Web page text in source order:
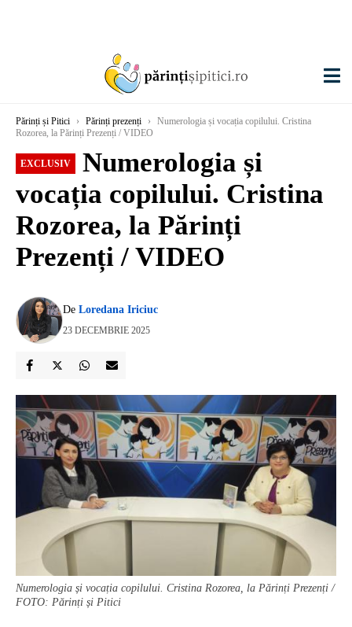
Părinți și Pitici › Părinți prezenți ›
Numerologia și vocația copilului. Cristina
Rozorea, la Părinți Prezenți / VIDEO
EXCLUSIV
Numerologia și
vocația copilului. Cristina
Rozorea, la Părinți
Prezenți / VIDEO
De Loredana Iriciuc
23 DECEMBRIE 2025
Numerologia și vocația copilului. Cristina Rozorea, la Părinți Prezenți /
FOTO: Părinți și Pitici